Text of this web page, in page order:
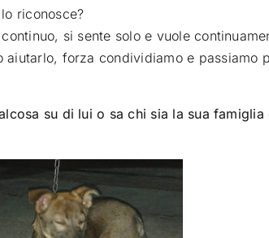
riconosce?
si sente solo e vuole
aiutarlo, forza condividiamo e
su di lui o sa chi sia la sua